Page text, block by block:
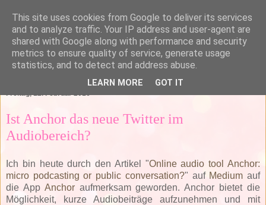
Freitag, 12. Februar 2016
Ist Anchor das neue Twitter im
Audiobereich?
Ich bin heute durch den Artikel "Online audio tool Anchor:
micro podcasting or public conversation?" auf Medium auf
die App Anchoraufmerksam geworden. Anchor bietet die
Möglichkeit, kurze Audiobeiträge aufzunehmen und mit
This site uses cookies from Google to deliver its services
and to analyze traffic. Your IP address and user-agent are
shared with Google along with performance and security
metrics to ensure quality of service, generate usage
statistics, and to detect and address abuse.
LEARN MORE GOT IT